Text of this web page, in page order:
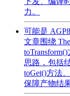
力。
可能是
文章围绕
思路，包括
toGet()方法
保障产物结果